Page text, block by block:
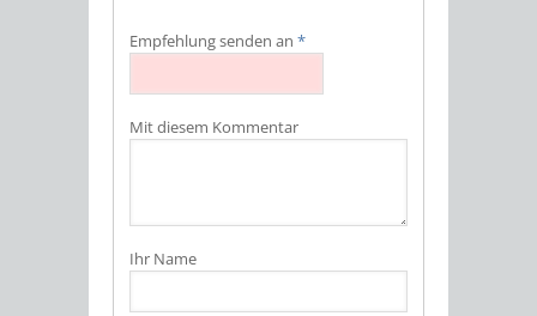
Empfehlung senden an *
Mit diesem Kommentar
Ihr Name